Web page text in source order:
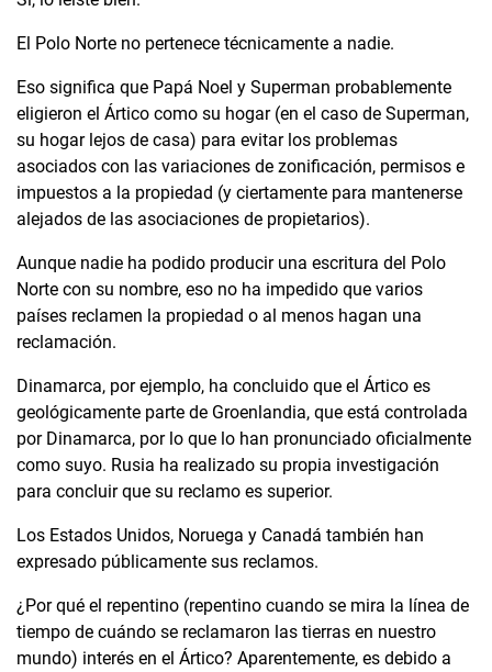
El Polo Norte no pertenece técnicamente a nadie.
Eso significa que Papá Noel y Superman probablemente
eligieron el Ártico como su hogar (en el caso de Superman,
su hogar lejos de casa) para evitar los problemas
asociados con las variaciones de zonificación, permisos e
impuestos a la propiedad (y ciertamente para mantenerse
alejados de las asociaciones de propietarios).
Aunque nadie ha podido producir una escritura del Polo
Norte con su nombre, eso no ha impedido que varios
países reclamen la propiedad o al menos hagan una
reclamación.
Dinamarca, por ejemplo, ha concluido que el Ártico es
geológicamente parte de Groenlandia, que está controlada
por Dinamarca, por lo que lo han pronunciado oficialmente
como suyo. Rusia ha realizado su propia investigación
para concluir que su reclamo es superior.
Los Estados Unidos, Noruega y Canadá también han
expresado públicamente sus reclamos.
¿Por qué el repentino (repentino cuando se mira la línea de
tiempo de cuándo se reclamaron las tierras en nuestro
mundo) interés en el Ártico? Aparentemente, es debido a